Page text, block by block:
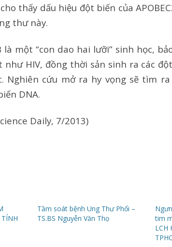
Xét nghiệm
thấy dấu hiệu đột biến của
thư này.
là một “con dao hai lưỡi” sinh học,
như HIV, đồng thời sản sinh ra các
Nghiên cứu mở ra hy vọng sẽ tìm
DNA.
Daily, 7/2013)
TÍNH
Tầm soát bệnh Ung Thư Phổi –
TS.BS Nguyễn Văn Thọ
tim
LCH